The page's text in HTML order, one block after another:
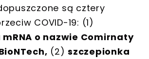
są cztery
COVID-19: (1)
o nazwie Comirnaty
(2) szczepionka